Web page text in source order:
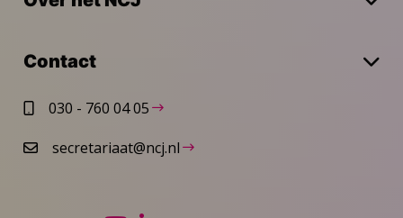
Contact
030 - 760 04 05
secretariaat@ncj.nl